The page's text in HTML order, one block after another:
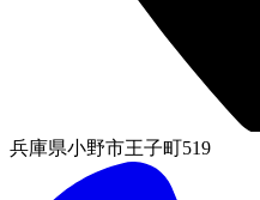
兵庫県小野市王子町519